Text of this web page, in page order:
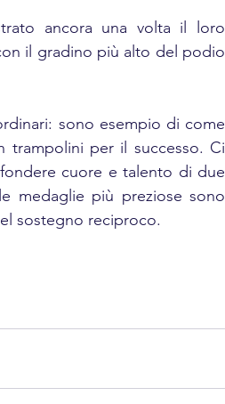
ancora una volta il loro
il gradino più alto del podio
sono esempio di come
trampolini per il successo. Ci
cuore e talento di due
medaglie più preziose sono
sostegno reciproco.